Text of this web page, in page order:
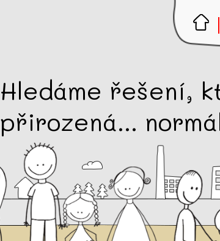
Hledáme řešení,
přirozená...